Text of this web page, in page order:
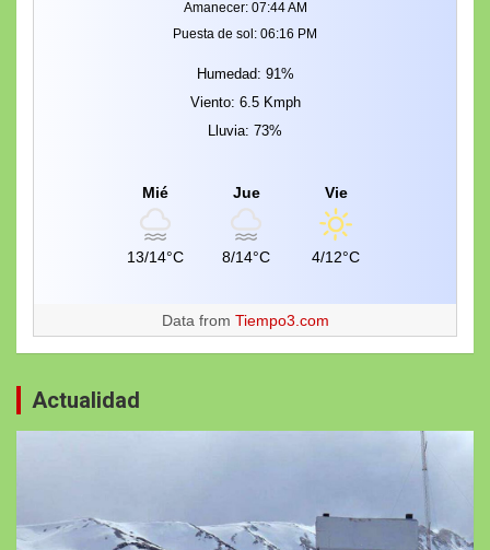
Amanecer: 07:44 AM
Puesta de sol: 06:16 PM
Humedad: 91%
Viento: 6.5 Kmph
Lluvia: 73%
Mié
13/14°C
Jue
8/14°C
Vie
4/12°C
Data from Tiempo3.com
Actualidad